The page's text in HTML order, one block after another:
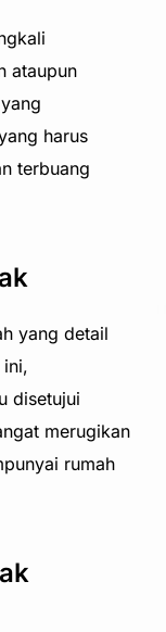
ataupun
harus
terbuang
yang detail
ini,
disetujui
merugikan
rumah